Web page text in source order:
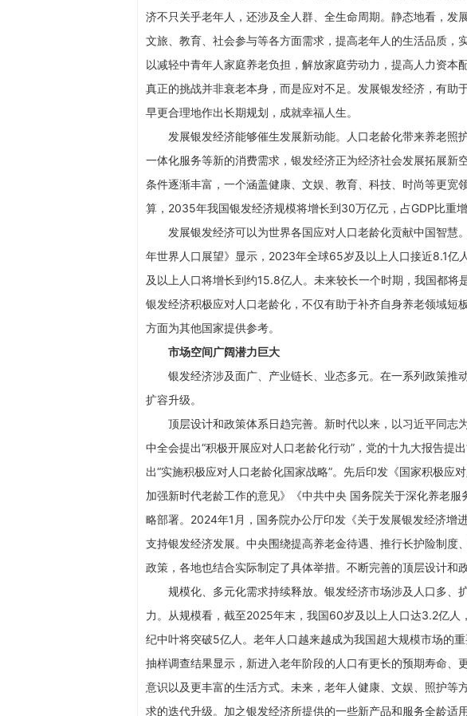
济不只关乎老年人，还涉及全人群、全生命周期。静态地看，发
文旅、教育、社会参与等各方面需求，提高老年人的生活品质，
以减轻中青年人家庭养老负担，解放家庭劳动力，提高人力资本
真正的挑战并非衰老本身，而是应对不足。发展银发经济，有助
早更合理地作出长期规划，成就幸福人生。
发展银发经济能够催生发展新动能。人口老龄化带来养老照
一体化服务等新的消费需求，银发经济正为经济社会发展拓展新
条件逐渐丰富，一个涵盖健康、文娱、教育、科技、时尚等更宽
算，2035年我国银发经济规模将增长到30万亿元，占GDP比重增
发展银发经济可以为世界各国应对人口老龄化贡献中国智
年世界人口展望》显示，2023年全球65岁及以上人口接近8.1
及以上人口将增长到约15.8亿人。未来较长一个时期，我国都将
银发经济积极应对人口老龄化，不仅有助于补齐自身养老领域短
方面为其他国家提供参考。
市场空间广阔潜力巨大
银发经济涉及面广、产业链长、业态多元。在一系列政策推
扩容升级。
顶层设计和政策体系日趋完善。新时代以来，以习近平同志
中全会提出“积极开展应对人口老龄化行动”，党的十九大报告提
出“实施积极应对人口老龄化国家战略”。先后印发《国家积极应
加强新时代老龄工作的意见》《中共中央 国务院关于深化养老
略部署。2024年1月，国务院办公厅印发《关于发展银发经济增
支持银发经济发展。中央围绕提高养老金待遇、推行长护险制度
政策，各地也结合实际制定了具体举措。不断完善的顶层设计和
规模化、多元化需求持续释放。银发经济市场涉及人口多、
力。从规模看，截至2025年末，我国60岁及以上人口达3.2亿
纪中叶将突破5亿人。老年人口越来越成为我国超大规模市场的
抽样调查结果显示，新进入老年阶段的人口有更长的预期寿命、
意识以及更丰富的生活方式。未来，老年人健康、文娱、照护等
求的迭代升级。加之银发经济所提供的一些新产品和服务全龄适